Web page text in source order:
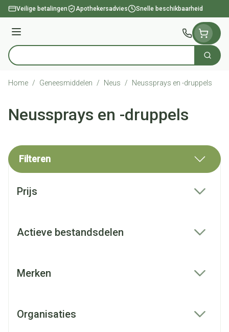
Ga naar de inhoud
Veilige betalingen Apothekersadvies Snelle beschikbaarheid
Menu
Product, merk, categorie... Zoek
Home / Geneesmiddelen / Neus / Neussprays en -druppels
Neussprays en -druppels
Filteren
Prijs
Actieve bestandsdelen
Merken
Organisaties